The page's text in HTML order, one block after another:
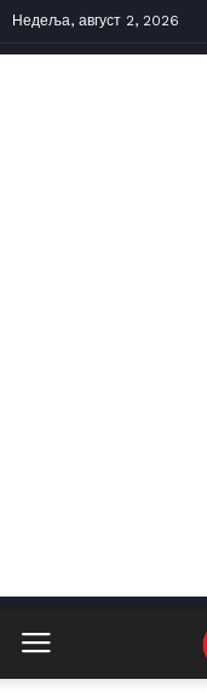
Недеља, август 2, 2026